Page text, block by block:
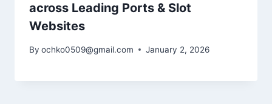
across Leading Ports & Slot
Websites
By ochko0509@gmail.com January 2, 2026